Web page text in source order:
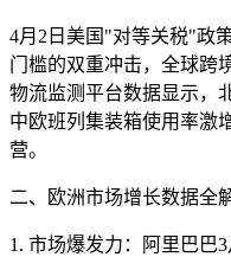
4月2日美国"对等关税"政
门槛的双重冲击，全球跨
物流监测平台数据显示，
中欧班列集装箱使用率激
营。
二、欧洲市场增长数据全
1. 市场爆发力：阿里巴巴